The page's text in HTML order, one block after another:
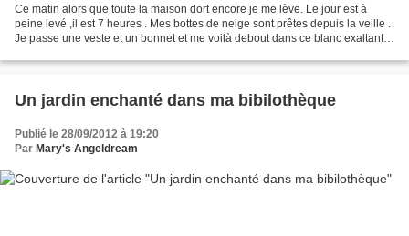
Ce matin alors que toute la maison dort encore je me lève. Le jour est à
peine levé ,il est 7 heures . Mes bottes de neige sont prêtes depuis la veille .
Je passe une veste et un bonnet et me voilà debout dans ce blanc exaltant
Un jardin enchanté dans ma bibilothèque
Publié le 28/09/2012 à 19:20
Par Mary's Angeldream